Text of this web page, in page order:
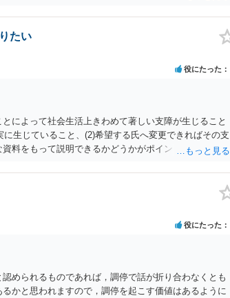
たい
役にたった
によって社会生活上きわめて著しい支障が生じること
生じていること、(2)希望する氏へ変更できればその支
料をもって説明できるかどうかがポイントです。 記録
」とのことなので、例えば、医学上確立されているPT
出が必要になってくるように思います。 精神的・心
れば、医学知識はもちろん法律知識も要求されますの
揃えて、万全の体制で申立てに臨んだ方がよいと思わ
役にたった
められるものであれば，調停で話が折り合わなくとも
かと思われますので，調停を起こす価値はあるように